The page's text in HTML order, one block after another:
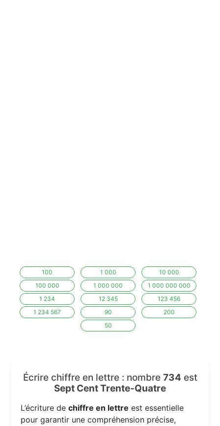
100 1 000
10 000
100 000
1 000 000
1 000 000 000
1 234
12 345
123 456
1 234 567
90
200
50
Écrire chiffre en lettre : nombre 734 est
Sept Cent Trente-Quatre
L’écriture dechiffre en lettre est essentielle
pour garantir une compréhension précise,